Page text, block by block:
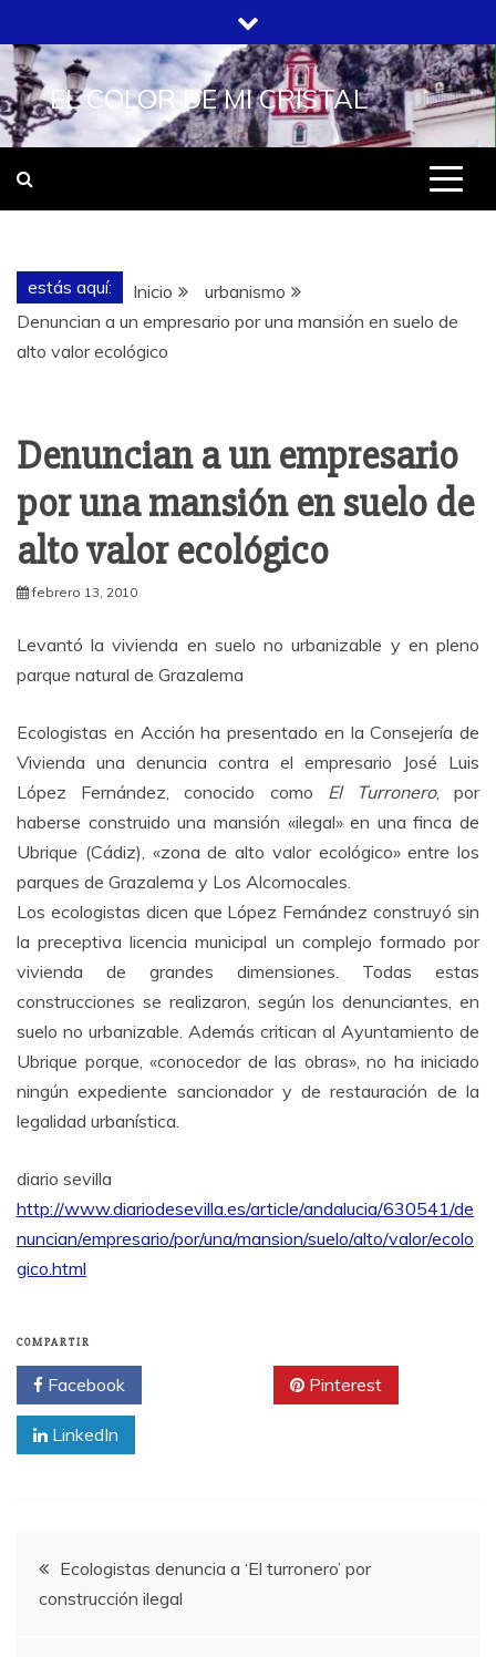
al
contenido
EL COLOR DE MI CRISTAL
estás aquí: Inicio
urbanismo
Denuncian a un empresario por una mansión en suelo de
alto valor ecológico
Denuncian a un empresario
por una mansión en suelo de
alto valor ecológico
febrero 13, 2010
Levantó la vivienda en suelo no urbanizable y en pleno
parque natural de Grazalema
Ecologistas en Acción ha presentado en la Consejería de
Vivienda una denuncia contra el empresario José Luis
López Fernández, conocido como El Turronero, por
haberse construido una mansión «ilegal» en una finca de
Ubrique (Cádiz), «zona de alto valor ecológico» entre los
parques de Grazalema y Los Alcornocales.
Los ecologistas dicen que López Fernández construyó sin
la preceptiva licencia municipal un complejo formado por
vivienda de grandes dimensiones. Todas estas
construcciones se realizaron, según los denunciantes, en
suelo no urbanizable. Además critican al Ayuntamiento de
Ubrique porque, «conocedor de las obras», no ha iniciado
ningún expediente sancionador y de restauración de la
legalidad urbanística.
diario sevilla
http://www.diariodesevilla.es/article/andalucia/630541/de
nuncian/empresario/por/una/mansion/suelo/alto/valor/ecolo
gico.html
COMPARTIR
Facebook Pinterest
LinkedIn
Navegación
de
Ecologistas denuncia a ‘El turronero’ por
construcción ilegal